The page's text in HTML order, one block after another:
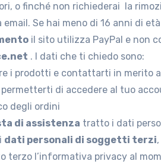
o finché non richiederai la
email. Se hai meno di 16 anni di
il sito utilizza PayPal e non
. I dati che ti chiedo sono:
i prodotti e contattarti in merito
di accedere al tuo
degli ordini
di assistenza tratto i dati
dati personali di soggetti terzi
terzo l’informativa privacy al